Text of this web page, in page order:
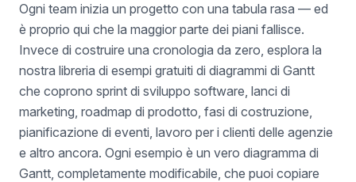
Ogni team inizia un progetto con una tabula rasa — ed
è proprio qui che la maggior parte dei piani fallisce.
Invece di costruire una cronologia da zero, esplora la
nostra libreria di esempi gratuiti di diagrammi di Gantt
che coprono sprint di sviluppo software, lanci di
marketing, roadmap di prodotto, fasi di costruzione,
pianificazione di eventi, lavoro per i clienti delle agenzie
e altro ancora. Ogni esempio è un vero diagramma di
Gantt, completamente modificabile, che puoi copiare